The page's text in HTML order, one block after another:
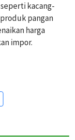
kacang-
pangan
harga
impor.